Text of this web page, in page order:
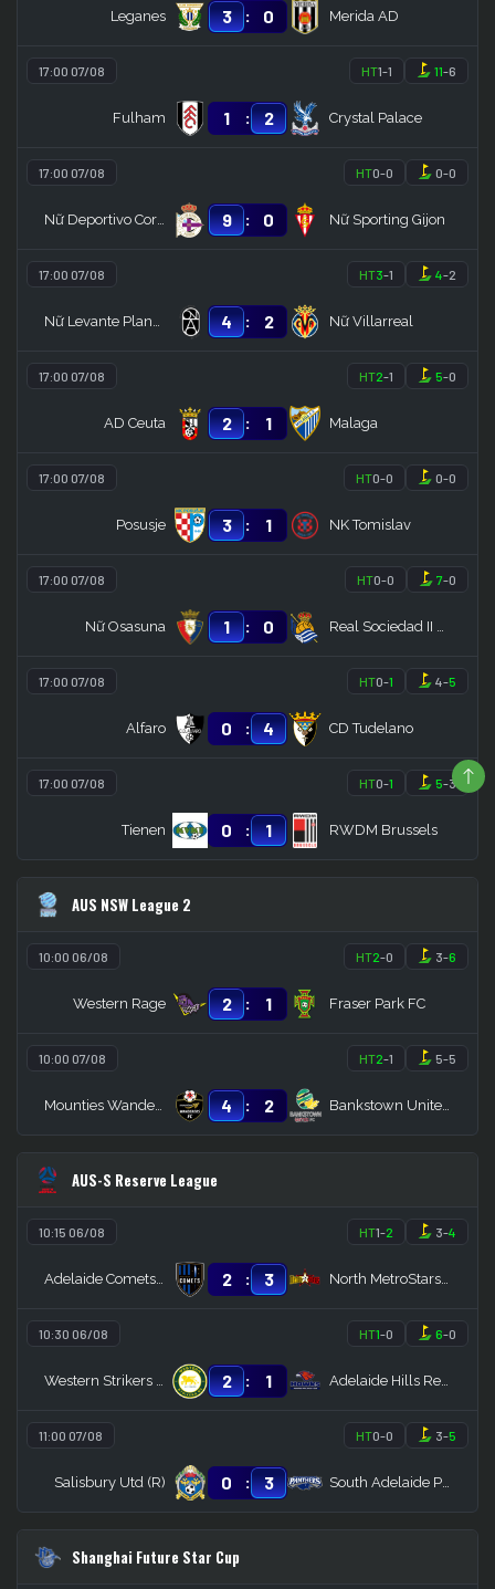
Leganes 3 : 0 Merida AD
17:00 07/08 HT1-1 11-6
Fulham 1 : 2 Crystal Palace
17:00 07/08 HT0-0 0-0
Nữ Deportivo Coruna 9 : 0 Nữ Sporting Gijon
17:00 07/08 HT3-1 4-2
Nữ Levante Planas 4 : 2 Nữ Villarreal
17:00 07/08 HT2-1 5-0
AD Ceuta 2 : 1 Malaga
17:00 07/08 HT0-0 0-0
Posusje 3 : 1 NK Tomislav
17:00 07/08 HT0-0 7-0
Nữ Osasuna 1 : 0 Real Sociedad II Women
17:00 07/08 HT0-1 4-5
Alfaro 0 : 4 CD Tudelano
17:00 07/08 HT0-1 5-3
Tienen 0 : 1 RWDM Brussels
AUS NSW League 2
10:00 06/08 HT2-0 3-6
Western Rage 2 : 1 Fraser Park FC
10:00 07/08 HT2-1 5-5
Mounties Wanderers 4 : 2 Bankstown United FC
AUS-S Reserve League
10:15 06/08 HT1-2 3-4
Adelaide Comets (R) 2 : 3 North MetroStars (R)
10:30 06/08 HT1-0 6-0
Western Strikers Reserves 2 : 1 Adelaide Hills Reserves
11:00 07/08 HT0-0 3-5
Salisbury Utd (R) 0 : 3 South Adelaide Panthers (R)
Shanghai Future Star Cup